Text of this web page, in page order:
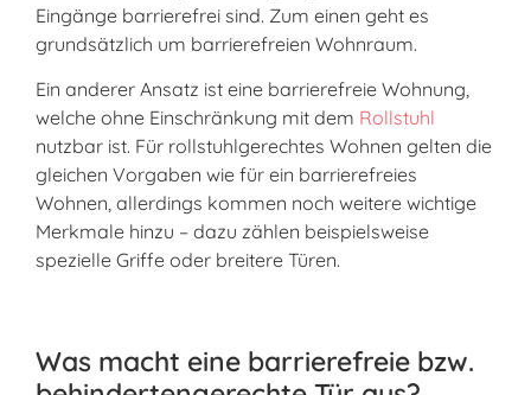
Eingänge barrierefrei sind. Zum einen geht es
grundsätzlich um barrierefreien Wohnraum.
Ein anderer Ansatz ist eine barrierefreie Wohnung,
welche ohne Einschränkung mit dem Rollstuhl
nutzbar ist. Für rollstuhlgerechtes Wohnen gelten die
gleichen Vorgaben wie für ein barrierefreies
Wohnen, allerdings kommen noch weitere wichtige
Merkmale hinzu – dazu zählen beispielsweise
spezielle Griffe oder breitere Türen.
Was macht eine barrierefreie bzw.